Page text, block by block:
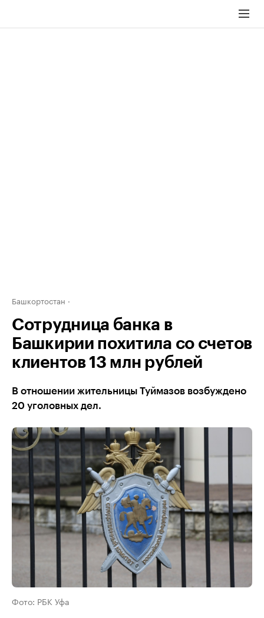
Башкортостан
Сотрудница банка в
Башкирии похитила со счетов
клиентов 13 млн рублей
В отношении жительницы Туймазов возбуждено
20 уголовных дел.
Фото: РБК Уфа